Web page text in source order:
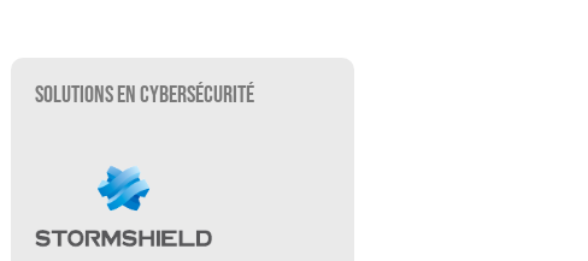
Solutions en Cybersécurité